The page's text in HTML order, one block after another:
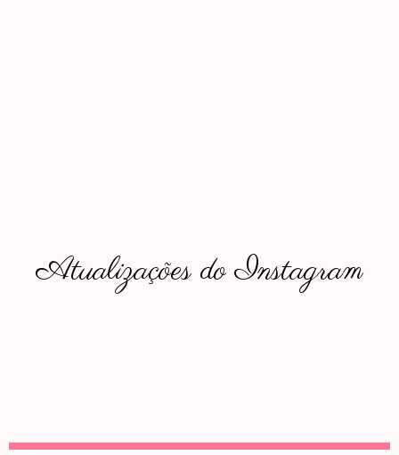
Atualizações do Instagram